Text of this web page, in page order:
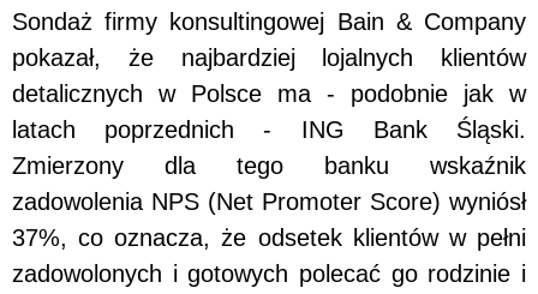
Sondaż firmy konsultingowej Bain & Company
pokazał, że najbardziej lojalnych klientów
detalicznych w Polsce ma - podobnie jak w
latach poprzednich - ING Bank Śląski.
Zmierzony dla tego banku wskaźnik
zadowolenia NPS (Net Promoter Score) wyniósł
37%, co oznacza, że odsetek klientów w pełni
zadowolonych i gotowych polecać go rodzinie i